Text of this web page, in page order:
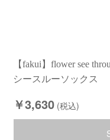
【fakui】flower see
シースルーソックス
￥3,630 (税込)